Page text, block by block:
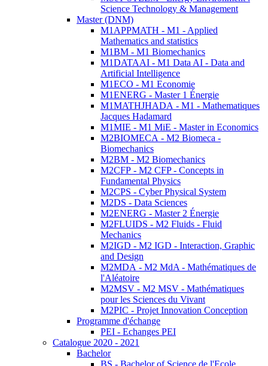
Science Technology & Management
Master (DNM)
M1APPMATH - M1 - Applied
Mathematics and statistics
M1BM - M1 Biomechanics
M1DATAAI - M1 Data AI - Data and
Artificial Intelligence
M1ECO - M1 Economie
M1ENERG - Master 1 Énergie
M1MATHJHADA - M1 - Mathematiques
Jacques Hadamard
M1MIE - M1 MiE - Master in Economics
M2BIOMECA - M2 Biomeca -
Biomechanics
M2BM - M2 Biomechanics
M2CFP - M2 CFP - Concepts in
Fundamental Physics
M2CPS - Cyber Physical System
M2DS - Data Sciences
M2ENERG - Master 2 Énergie
M2FLUIDS - M2 Fluids - Fluid
Mechanics
M2IGD - M2 IGD - Interaction, Graphic
and Design
M2MDA - M2 MdA - Mathématiques de
l'Aléatoire
M2MSV - M2 MSV - Mathématiques
pour les Sciences du Vivant
M2PIC - Projet Innovation Conception
Programme d'échange
PEI - Echanges PEI
Catalogue 2020 - 2021
Bachelor
BS - Bachelor of Science de l'Ecole